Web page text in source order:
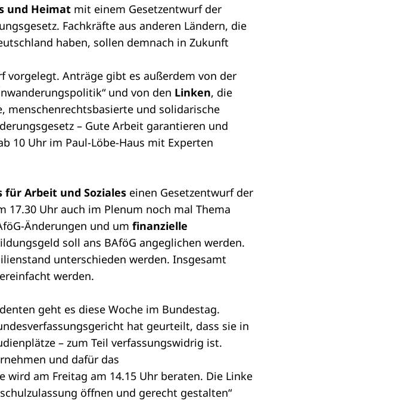
und Heimat mit einem Gesetzentwurf der
Fachkräfte aus anderen Ländern, die
haben, sollen demnach in Zukunft
vorgelegt. Anträge gibt es außerdem von der
und von den Linken, die
menschenrechtsbasierte und solidarische
– Gute Arbeit garantieren und
10 Uhr im Paul-Löbe-Haus mit Experten
für Arbeit und Soziales einen Gesetzentwurf der
17.30 Uhr auch im Plenum noch mal Thema
Änderungen und um finanzielle
soll ans BAföG angeglichen werden.
unterschieden werden. Insgesamt
werden.
geht es diese Woche im Bundestag.
hat geurteilt, dass sie in
– zum Teil verfassungswidrig ist.
und dafür das
wird am Freitag am 14.15 Uhr beraten. Die Linke
öffnen und gerecht gestalten“